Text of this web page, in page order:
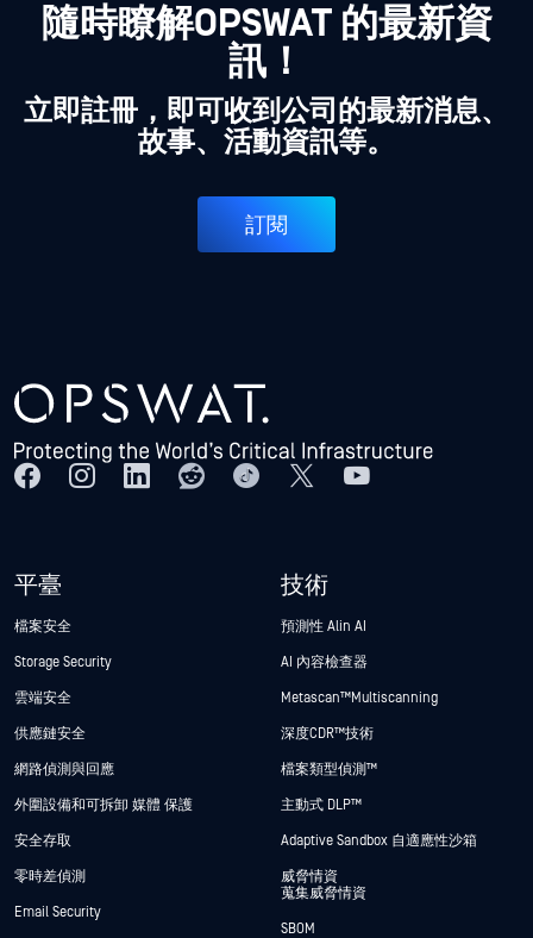
隨時瞭解OPSWAT 的最新資
訊！
立即註冊，即可收到公司的最新消息、
故事、活動資訊等。
訂閱
平臺
檔案安全
Storage Security
雲端安全
供應鏈安全
網路偵測與回應
外圍設備和可拆卸 媒體 保護
安全存取
零時差偵測
Email Security
技術
預測性 Alin AI
AI 內容檢查器
Metascan™ Multiscanning
深度CDR™技術
檔案類型偵測™
主動式 DLP™
Adaptive Sandbox 自適應性沙箱
威脅情資
蒐集威脅情資
SBOM